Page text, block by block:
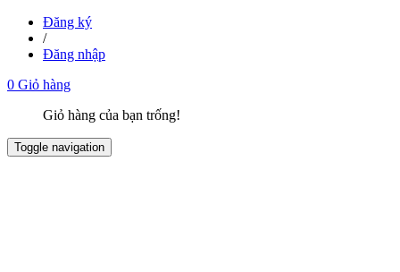
Đăng ký
/
Đăng nhập
0 Giỏ hàng
Giỏ hàng của bạn trống!
Toggle navigation